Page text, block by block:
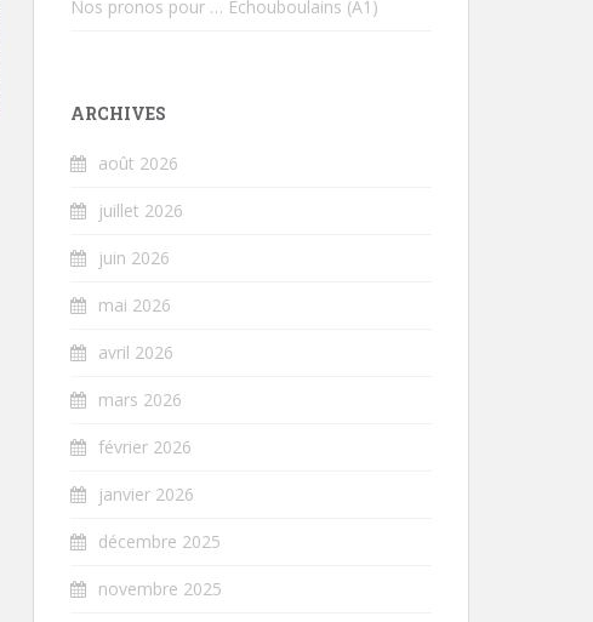
Nos pronos pour … Echouboulains (A1)
ARCHIVES
août 2026
juillet 2026
juin 2026
mai 2026
avril 2026
mars 2026
février 2026
janvier 2026
décembre 2025
novembre 2025